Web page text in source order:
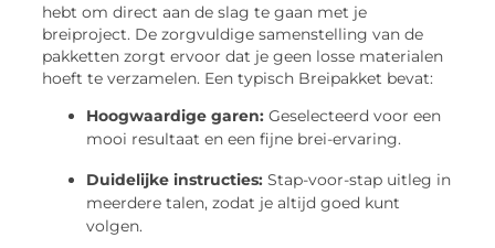
hebt om direct aan de slag te gaan met je
breiproject. De zorgvuldige samenstelling van de
pakketten zorgt ervoor dat je geen losse materialen
hoeft te verzamelen. Een typisch Breipakket bevat:
Hoogwaardige garen: Geselecteerd voor een
mooi resultaat en een fijne brei-ervaring.
Duidelijke instructies: Stap-voor-stap uitleg in
meerdere talen, zodat je altijd goed kunt
volgen.